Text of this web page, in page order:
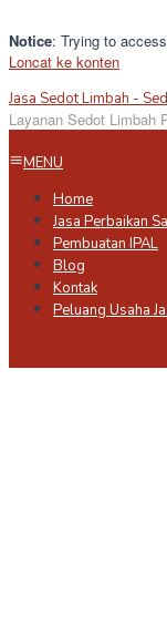
Notice: Trying to
Loncat ke konten
Jasa Sedot Limbah -
Layanan Sedot Limbah
MENU
Home
Jasa Perbaikan
Pembuatan IPAL
Blog
Kontak
Peluang Usaha